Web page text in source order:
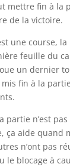
mettre fin à la
de la victoire.
une course,
feuille du
un dernier
fin à la
partie n’est
ça aide quand
n’ont pas
le blocage à